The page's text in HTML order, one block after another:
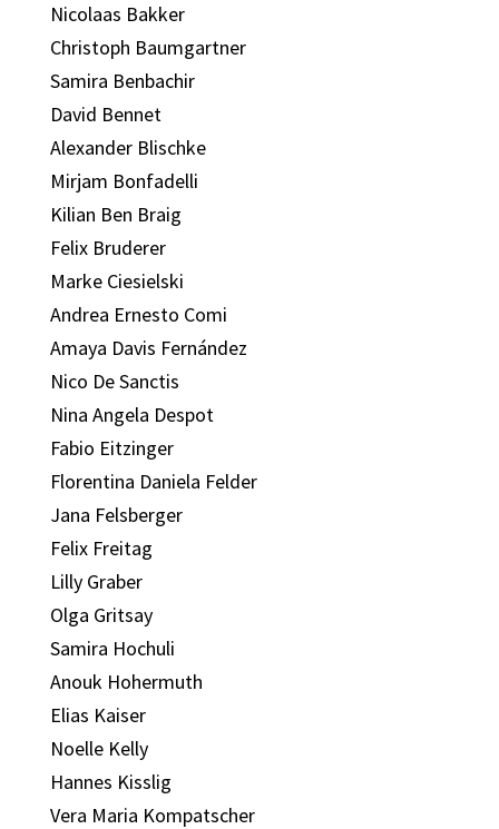
Nicolaas Bakker
Christoph Baumgartner
Samira Benbachir
David Bennet
Alexander Blischke
Mirjam Bonfadelli
Kilian Ben Braig
Felix Bruderer
Marke Ciesielski
Andrea Ernesto Comi
Amaya Davis Fernández
Nico De Sanctis
Nina Angela Despot
Fabio Eitzinger
Florentina Daniela Felder
Jana Felsberger
Felix Freitag
Lilly Graber
Olga Gritsay
Samira Hochuli
Anouk Hohermuth
Elias Kaiser
Noelle Kelly
Hannes Kisslig
Vera Maria Kompatscher